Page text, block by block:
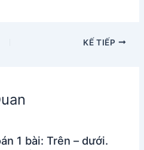
KẾ TIẾP
1 bài: Trên – dưới.